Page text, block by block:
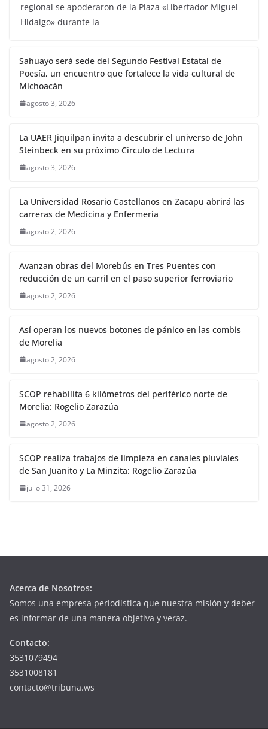
regional se apoderaron de la Plaza «Libertador Miguel
Hidalgo» durante la
Sahuayo será sede del Segundo Festival Estatal de
Poesía, un encuentro que fortalece la vida cultural de
Michoacán
agosto 3, 2026
La UAER Jiquilpan invita a descubrir el universo de John
Steinbeck en su próximo Círculo de Lectura
agosto 3, 2026
La Universidad Rosario Castellanos en Zacapu abrirá las
carreras de Medicina y Enfermería
agosto 2, 2026
Avanzan obras del Morebús en Tres Puentes con
reducción de un carril en el paso superior ferroviario
agosto 2, 2026
Así operan los nuevos botones de pánico en las combis
de Morelia
agosto 2, 2026
SCOP rehabilita 6 kilómetros del periférico norte de
Morelia: Rogelio Zarazúa
agosto 2, 2026
SCOP realiza trabajos de limpieza en canales pluviales
de San Juanito y La Minzita: Rogelio Zarazúa
julio 31, 2026
Acerca de Nosotros:
Somos una empresa periodística que nuestra misión y deber
es informar de una manera objetiva y veraz.
Contacto:
3531079494
3531008181
contacto@tribuna.ws